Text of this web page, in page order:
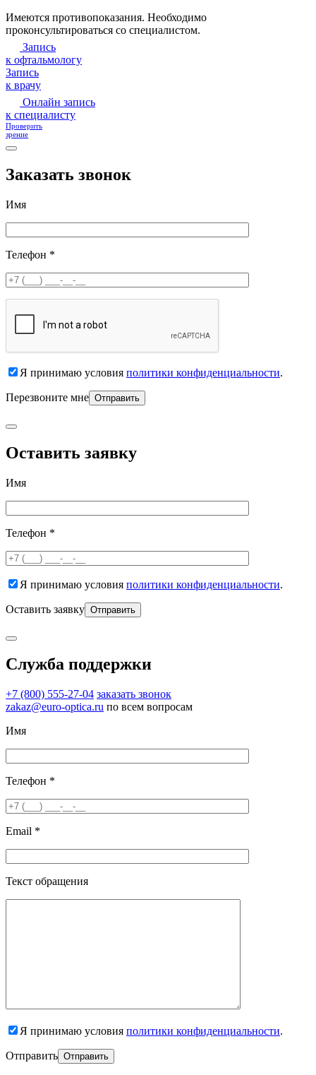
Имеются противопоказания. Необходимо
проконсультироваться со специалистом.
Запись
к офтальмологу
Запись
к врачу
Онлайн запись
к специалисту
Проверить
зрение
Заказать звонок
Имя
Телефон *
Я принимаю условия политики конфиденциальности.
Перезвоните мне
Оставить заявку
Имя
Телефон *
Я принимаю условия политики конфиденциальности.
Оставить заявку
Служба поддержки
+7 (800) 555-27-04 заказать звонок
zakaz@euro-optica.ru по всем вопросам
Имя
Телефон *
Email *
Текст обращения
Я принимаю условия политики конфиденциальности.
Отправить